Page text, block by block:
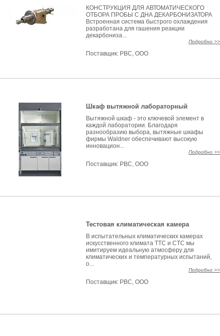
КОНСТРУКЦИЯ ДЛЯ АВТОМАТИЧЕСКОГО
ОТБОРА ПРОБЫ С ДНА ДЕКАРБОНИЗАТОРА
Встроенная система быстрого охлаждения
разработана для гашения реакции
декарбониза...
Подробно >>
Поставщик: РВС, ООО
Шкаф вытяжной лабораторный
Вытяжной шкаф - это ключевой элемент в
каждой лаборатории. Благодаря
разнообразию выбора, вытяжные шкафы
фирмы Waldner обеспечивают высокую
инновацион...
Подробно >>
Поставщик: РВС, ООО
Тестовая климатическая камера
В испытательных климатических камерах
искусственного климата TTC и CTC мы
имитируем идеальную атмосферу для
климатических и температурных испытаний,
о...
Подробно >>
Поставщик: РВС, ООО